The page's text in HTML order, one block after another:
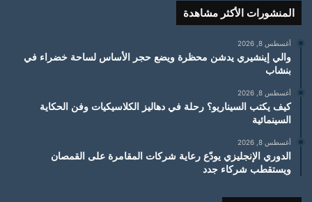
المنشورات الأكثر مشاهدة
أغسطس 8, 2026
والي إينشيري يدشن محظرة ويضع حجر الأساس لساحة خضراء في
بنشاب
أغسطس 8, 2026
كيف يكتب السيناريو؟ رحلة في دهاليز الكلاسيكيات وفن الحكاية
السينمائية
أغسطس 8, 2026
الدوري الإنجليزي يودّع رعاية شركات المقامرة على القمصان
ويستقطب شركاء جدد